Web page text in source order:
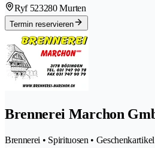
Ryf 523280 Murten
Termin reservieren
Brennerei Marchon
Brennerei • Spirituosen • Geschenkartikel